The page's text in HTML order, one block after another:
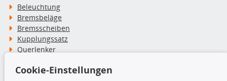
Beleuchtung
Bremsbeläge
Bremsscheiben
Kupplungssatz
Querlenker
Stoßdämpfer
Cookie-Einstellungen